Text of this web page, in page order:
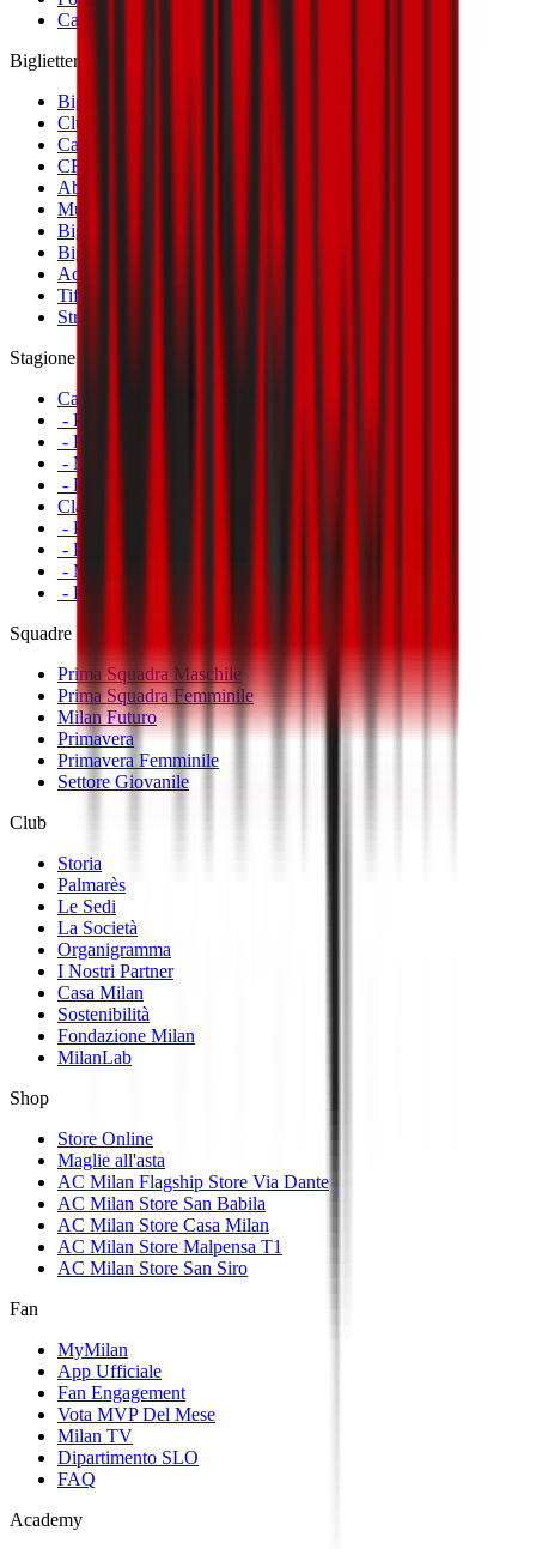
Calciomercato
Biglietteria
Biglietti Partite Maschile
Club 1899 Premium Hospitality
Cambio Nominativo
CRN Card
Abbonamenti
Museo Mondo Milan
Biglietti Partite Femminile
Biglietti Partite Milan Futuro
Accrediti
Tifosi con disabilità
Striscioni
Stagione
Calendario
- Prima Squadra Maschile
- Prima Squadra Femminile
- Milan Futuro
- Primavera
Classifiche
- Prima Squadra Maschile
- Prima Squadra Femminile
- Milan Futuro
- Primavera
Squadre
Prima Squadra Maschile
Prima Squadra Femminile
Milan Futuro
Primavera
Primavera Femminile
Settore Giovanile
Club
Storia
Palmarès
Le Sedi
La Società
Organigramma
I Nostri Partner
Casa Milan
Sostenibilità
Fondazione Milan
MilanLab
Shop
Store Online
Maglie all'asta
AC Milan Flagship Store Via Dante
AC Milan Store San Babila
AC Milan Store Casa Milan
AC Milan Store Malpensa T1
AC Milan Store San Siro
Fan
MyMilan
App Ufficiale
Fan Engagement
Vota MVP Del Mese
Milan TV
Dipartimento SLO
FAQ
Academy